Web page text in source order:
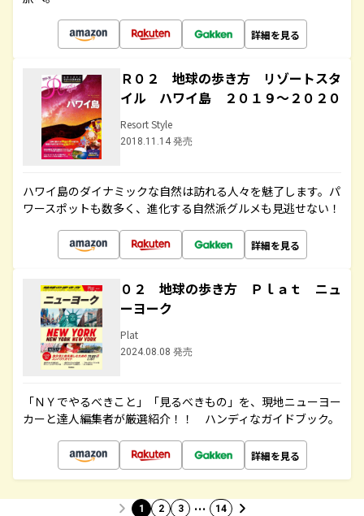
詳細を見る
Ｒ０２ 地球の歩き方 リゾートスタ
イル ハワイ島 ２０１９～２０２０
Resort Style
2018.11.14 発売
ハワイ島のダイナミックな自然は訪れる人々を魅了します。パ
ワースポットも数多く、進化する自然派グルメも見逃せない！
詳細を見る
０２ 地球の歩き方 Ｐｌａｔ ニュ
ーヨーク
Plat
2024.08.08 発売
「ＮＹでやるべきこと」「見るべきもの」を、現地ニューヨー
カーと達人編集者が厳選紹介！！ ハンディなガイドブック。
詳細を見る
1 2 3 … 14